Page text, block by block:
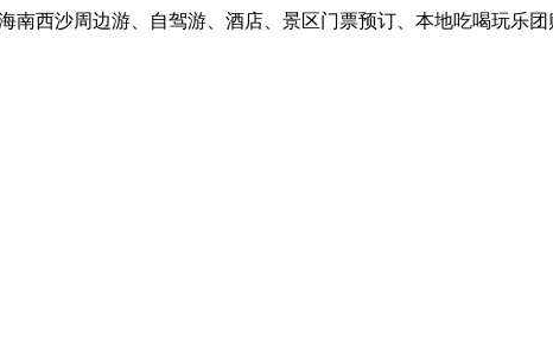
西沙周边游、自驾游、酒店、景区门票预订、本地吃喝玩乐团购